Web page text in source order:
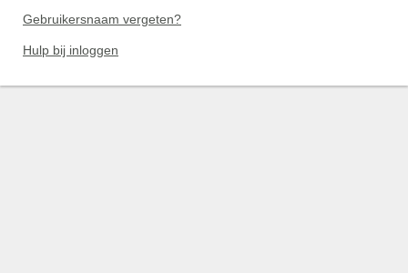
Gebruikersnaam vergeten?
Hulp bij inloggen